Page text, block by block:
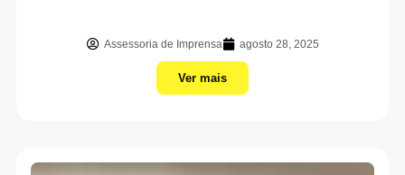
Assessoria de Imprensa agosto 28, 2025
Ver mais